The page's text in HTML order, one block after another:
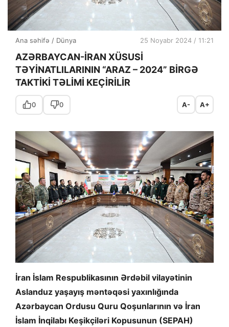
Ana səhifə / Dünya 25 Noyabr 2024 / 11:21
AZƏRBAYCAN-İRAN XÜSUSİ
TƏYİNATLILARININ “ARAZ – 2024” BİRGƏ
TAKTİKİ TƏLİMİ KEÇİRİLİR
0 0 A- A+
İran İslam Respublikasının Ərdəbil vilayətinin
Aslanduz yaşayış məntəqəsi yaxınlığında
Azərbaycan Ordusu Quru Qoşunlarının və İran
İslam İnqilabı Keşikçiləri Kopusunun (SEPAH)